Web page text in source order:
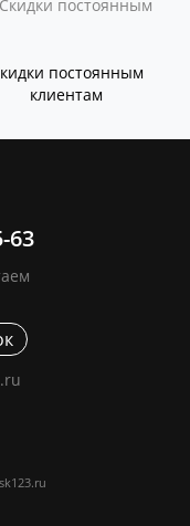
постоянным
клиентам
63